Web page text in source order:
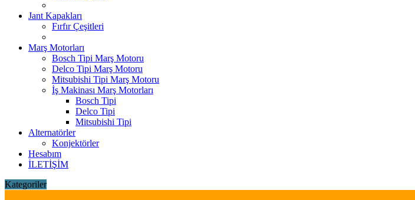
Jant Kapakları
Fırfır Çeşitleri
Marş Motorları
Bosch Tipi Marş Motoru
Delco Tipi Marş Motoru
Mitsubishi Tipi Marş Motoru
İş Makinası Marş Motorları
Bosch Tipi
Delco Tipi
Mitsubishi Tipi
Alternatörler
Konjektörler
Hesabım
İLETİŞİM
Kategoriler